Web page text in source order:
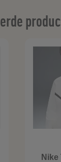
Nike